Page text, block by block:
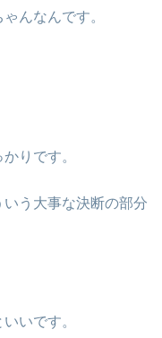
んなんです。
りです。
う大事な決断の部分
いです。